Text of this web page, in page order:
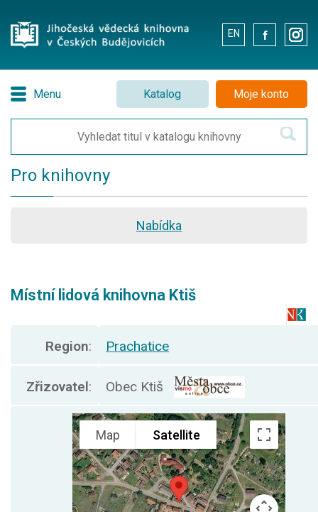
EN . .
Menu Katalog Moje konto
Pro knihovny
Nabídka
Místní lidová knihovna Ktiš
Region: Prachatice
Zřizovatel: Obec Ktiš